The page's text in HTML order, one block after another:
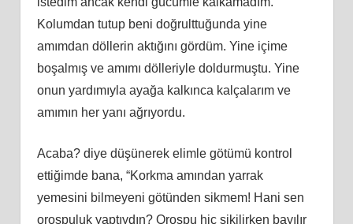
Kolumdan tutup beni doğrulttuğunda yine
amımdan döllerin aktığını gördüm. Yine içime
boşalmış ve amımı dölleriyle doldurmuştu. Yine
onun yardımıyla ayağa kalkınca kalçalarım ve
amımın her yanı ağrıyordu.
Acaba? diye düşünerek elimle götümü kontrol
ettiğimde bana, “Korkma amından yarrak
yemesini bilmeyeni götünden sikmem! Hani sen
orospuluk yaptıydın? Orospu hiç sikilirken bayılır